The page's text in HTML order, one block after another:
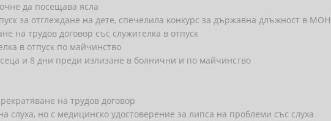
да посещава ясла
за отглеждане на дете, спечелила конкурс за държавна длъжност в МОН
на трудов договор със служителка в отпуск
в отпуск по майчинство
и 8 дни преди излизане в болнични и по майчинство
на трудов договор
слуха, но с медицинско удостоверение за липса на проблеми със слуха